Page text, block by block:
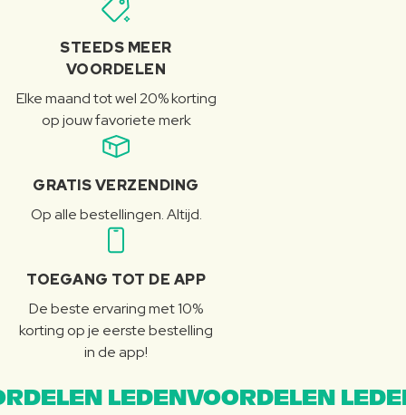
STEEDS MEER
VOORDELEN
Elke maand tot wel 20% korting
op jouw favoriete merk
GRATIS VERZENDING
Op alle bestellingen. Altijd.
TOEGANG TOT DE APP
De beste ervaring met 10%
korting op je eerste bestelling
in de app!
LEDENVOORDELEN